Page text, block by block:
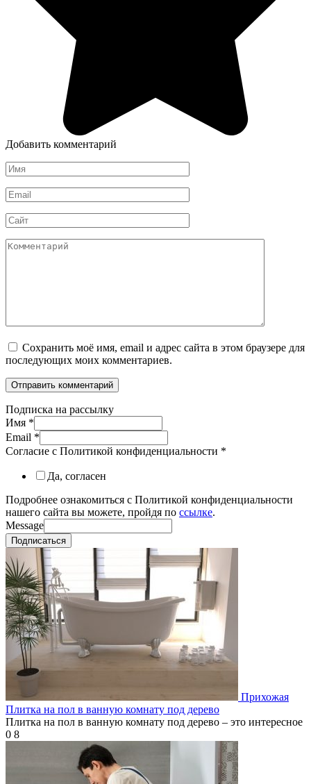
Добавить комментарий
Имя
*
Email
*
Сайт
Комментарий
Сохранить моё имя, email и адрес сайта в этом браузере для
последующих моих комментариев.
Подписка на рассылку
Имя *
Email *
Согласие с Политикой конфиденциальности *
Да, согласен
Подробнее ознакомиться с Политикой конфиденциальности
нашего сайта вы можете, пройдя по ссылке.
Message
Подписаться
Прихожая
Плитка на пол в ванную комнату под дерево
Плитка на пол в ванную комнату под дерево – это интересное
0 8